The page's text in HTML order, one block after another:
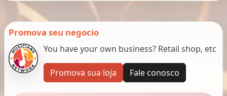
Promova seu negocio
You have your own business? Retail shop, etc
Promova sua loja Fale conosco